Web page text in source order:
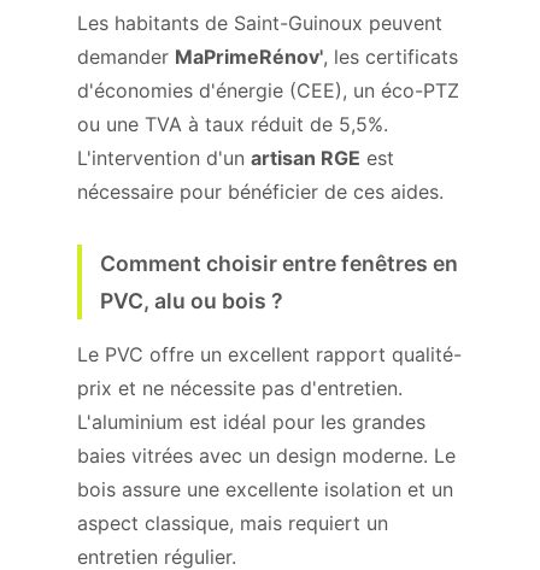
Les habitants de Saint-Guinoux peuvent
demander MaPrimeRénov', les certificats
d'économies d'énergie (CEE), un éco-PTZ
ou une TVA à taux réduit de 5,5%.
L'intervention d'un artisan RGE est
nécessaire pour bénéficier de ces aides.
Comment choisir entre fenêtres en
PVC, alu ou bois ?
Le PVC offre un excellent rapport qualité-
prix et ne nécessite pas d'entretien.
L'aluminium est idéal pour les grandes
baies vitrées avec un design moderne. Le
bois assure une excellente isolation et un
aspect classique, mais requiert un
entretien régulier.